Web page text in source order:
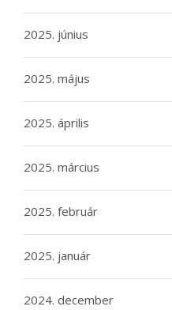
2025. június
2025. május
2025. április
2025. március
2025. február
2025. január
2024. december